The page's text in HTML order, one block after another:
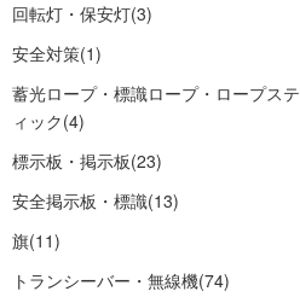
回転灯・保安灯(3)
安全対策(1)
蓄光ロープ・標識ロープ・ロープステ
ィック(4)
標示板・掲示板(23)
安全掲示板・標識(13)
旗(11)
トランシーバー・無線機(74)